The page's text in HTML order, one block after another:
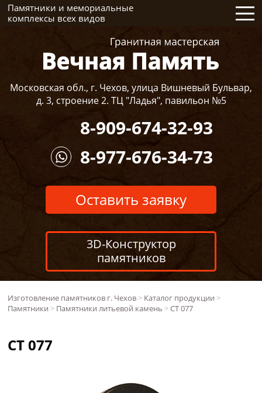
Памятники и мемориальные
комплексы всех видов
Московская обл., г. Чехов, улица Вишневый Бульвар,
д. 3, строение 2. ТЦ "Ладья", павильон №5
8-909-674-32-93
8-977-676-34-73
Оставить заявку
3D-Конструктор
памятников
Изготовление памятников г. Чехов > Каталог продукции >
Памятники > Памятники литьевой камень >СТ 077
СТ 077